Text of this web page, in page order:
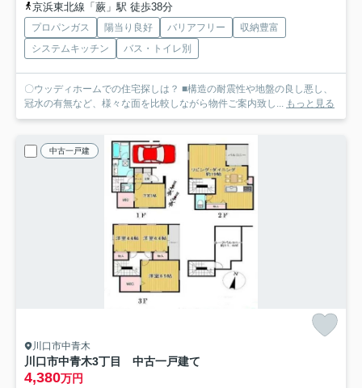
京浜東北線「蕨」駅 徒歩38分
プロパンガス 陽当り良好 バリアフリー
収納豊富
システムキッチン
バス・トイレ別
〇ウッディホームでの住宅探しは？ ■構造の耐震性や地盤の良し悪し、
冠水の有無など、様々な面を比較しながら物件ご案内致し... もっと見る
中古一戸建
川口市中青木
川口市中青木3丁目 中古一戸建て
4,380万円